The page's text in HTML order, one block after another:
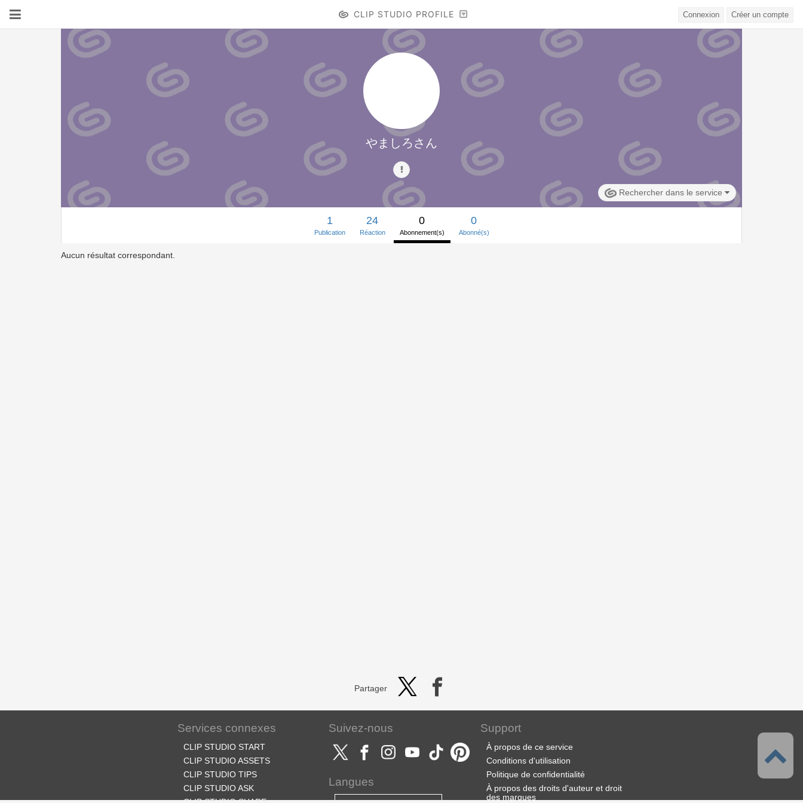
CLIP STUDIO PROFILE Connexion Créer un compte
やましろさん
Rechercher dans le service
1
Publication
24
Réaction
0
Abonnement(s)
0
Abonné(s)
Aucun résultat correspondant.
Partager
Services connexes
CLIP STUDIO START
CLIP STUDIO ASSETS
CLIP STUDIO TIPS
CLIP STUDIO ASK
Suivez-nous
Langues
Support
À propos de ce service
Conditions d'utilisation
Politique de confidentialité
À propos des droits d'auteur et droit
des marques